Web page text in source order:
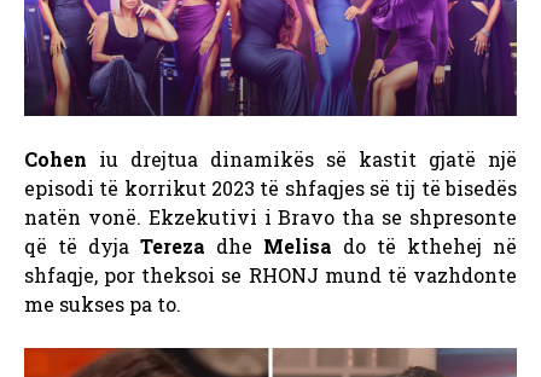
Cohen iu drejtua dinamikës së kastit gjatë një
episodi të korrikut 2023 të shfaqjes së tij të bisedës
natën vonë. Ekzekutivi i Bravo tha se shpresonte
që të dyja Tereza dhe Melisa do të kthehej në
shfaqje, por theksoi se RHONJ mund të vazhdonte
me sukses pa to.